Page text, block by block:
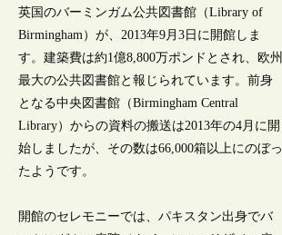
英国のバーミンガム公共図書館（Library of
Birmingham）が、2013年9月3日に開館しま
す。建築費は約1億8,800万ポンドとされ、欧州
最大の公共図書館と報じられています。前身
となる中央図書館（Birmingham Central
Library）からの資料の搬送は2013年の4月に開
始しましたが、その数は66,000箱以上にのぼっ
たようです。
開館のセレモニーでは、パキスタン出身でバ